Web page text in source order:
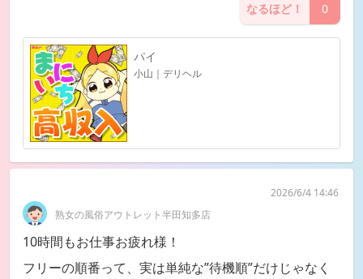
なるほど！ 0
パイ
小山｜デリヘル
熟女の風俗アウトレット半田知多店
2026/6/4 14:46
10時間もお仕事お疲れ様！
フリーの順番って、実は単純な”待機順”だけじゃなく